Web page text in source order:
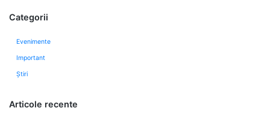
Categorii
Evenimente
Important
Știri
Articole recente